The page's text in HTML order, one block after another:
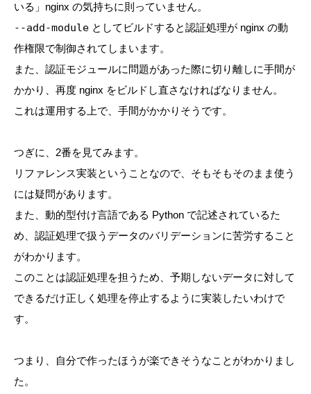
いる」nginx の気持ちに則っていません。
--add-module としてビルドすると認証処理が nginx の動
作権限で制御されてしまいます。
また、認証モジュールに問題があった際に切り離しに手間が
かかり、再度 nginx をビルドし直さなければなりません。
これは運用する上で、手間がかかりそうです。
つぎに、2番を見てみます。
リファレンス実装ということなので、そもそもそのまま使う
には疑問があります。
また、動的型付け言語である Python で記述されているた
め、認証処理で扱うデータのバリデーションに苦労すること
がわかります。
このことは認証処理を担うため、予期しないデータに対して
できるだけ正しく処理を停止するように実装したいわけで
す。
つまり、自分で作ったほうが楽できそうなことがわかりまし
た。